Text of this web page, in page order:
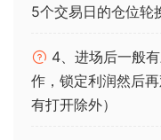
5个交易日的仓位轮
4、进场后一般
作，锁定利润然后
有打开除外）